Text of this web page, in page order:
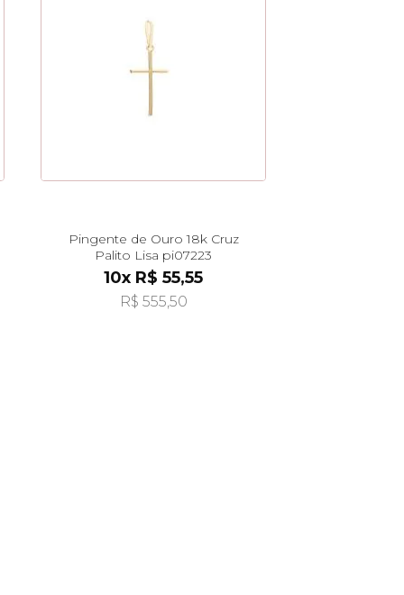
Pingente de Ouro 18k Cruz
Palito Lisa pi07223
10x R$ 55,55
R$ 555,50